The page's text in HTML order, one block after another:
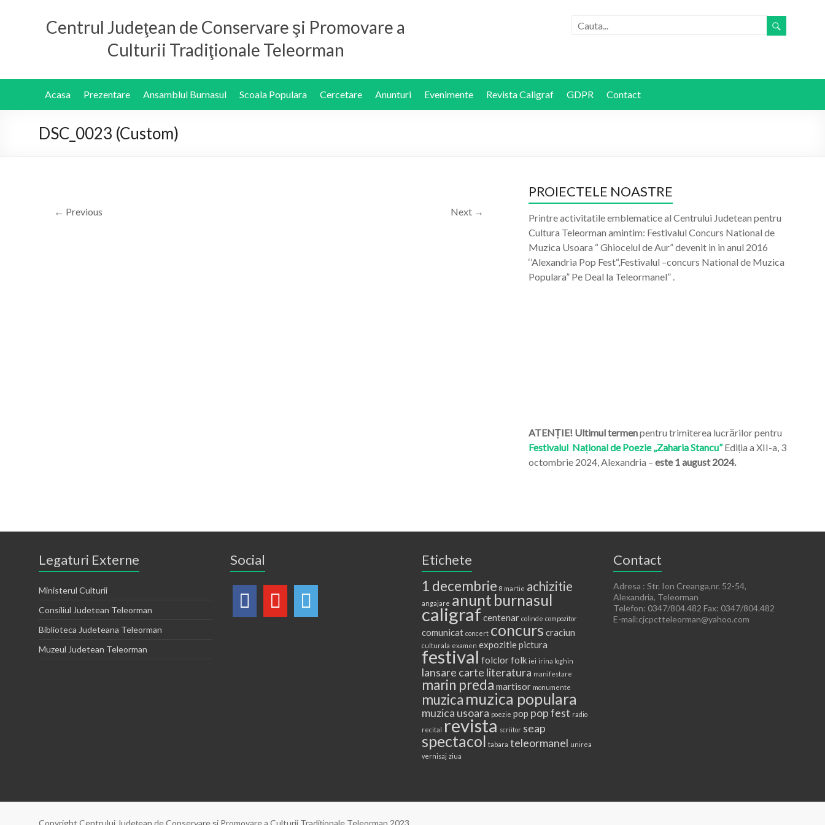
Centrul Judeţean de Conservare şi Promovare a
Culturii Tradiţionale Teleorman
Acasa Prezentare Ansamblul Burnasul Scoala Populara Cercetare Anunturi Evenimente Revista Caligraf GDPR Contact
DSC_0023 (Custom)
← Previous Next →
PROIECTELE NOASTRE
Printre activitatile emblematice al Centrului Judetean pentru
Cultura Teleorman amintim: Festivalul Concurs National de
Muzica Usoara “ Ghiocelul de Aur” devenit in in anul 2016
‘’Alexandria Pop Fest“,Festivalul –concurs National de Muzica
Populara” Pe Deal la Teleormanel” .
ATENȚIE! Ultimul termenpentru trimiterea lucrărilor pentru
Festivalul Național de Poezie „Zaharia Stancu” Ediția a XII-a, 3
octombrie 2024, Alexandria – este 1 august 2024.
Legaturi Externe
Ministerul Culturii
Consiliul Judetean Teleorman
Biblioteca Judeteana Teleorman
Muzeul Judetean Teleorman
Social
Etichete
1 decembrie 8 martie achizitie
angajare anunt burnasul
caligraf centenar colinde compozitor
comunicat concert concurs craciun
culturala examen expozitie pictura
festival folclorfolk iei irina loghin
lansare carte literatura manifestare
marin preda martisor monumente
muzica muzica populara
muzica usoara poezie pop pop fest radio
recital revista scriitor seap
spectacol tabara teleormanel unirea
vernisaj ziua
Contact
Adresa : Str. Ion Creanga,nr. 52-54,
Alexandria, Teleorman
Telefon: 0347/804.482 Fax: 0347/804.482
E-mail:cjcpctteleorman@yahoo.com
Copyright Centrului Judeţean de Conservare şi Promovare a Culturii Tradiţionale Teleorman 2023